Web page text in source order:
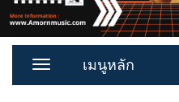
Toggle
เมนูหลัก